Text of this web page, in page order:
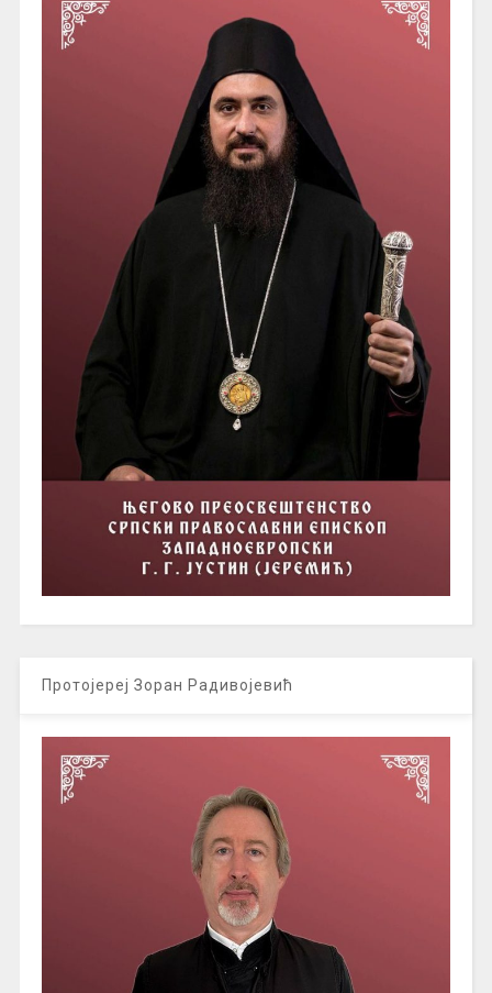
Протојереј Зоран Радивојевић